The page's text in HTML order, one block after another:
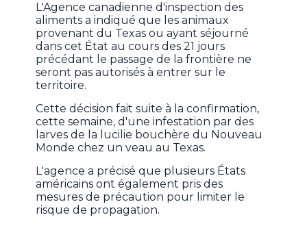
L'Agence canadienne d'inspection des
aliments a indiqué que les animaux
provenant du Texas ou ayant séjourné
dans cet État au cours des 21 jours
précédant le passage de la frontière ne
seront pas autorisés à entrer sur le
territoire.
Cette décision fait suite à la confirmation,
cette semaine, d'une infestation par des
larves de la lucilie bouchère du Nouveau
Monde chez un veau au Texas.
L'agence a précisé que plusieurs États
américains ont également pris des
mesures de précaution pour limiter le
risque de propagation.